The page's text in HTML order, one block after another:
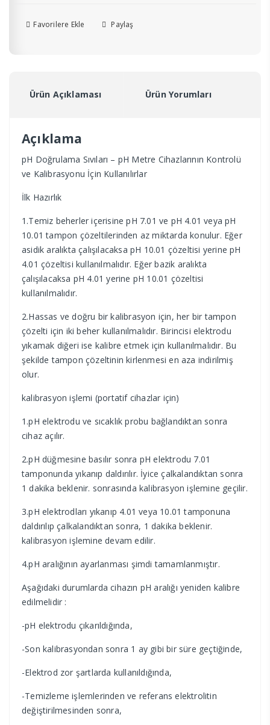
250
Favorilere Ekle Paylaş
Ürün Açıklaması Ürün Yorumları
Açıklama
pH Doğrulama Sıvıları – pH Metre Cihazlarının Kontrolü
ve Kalibrasyonu İçin Kullanılırlar
İlk Hazırlık
1.Temiz beherler içerisine pH 7.01 ve pH 4.01 veya pH
10.01 tampon çözeltilerinden az miktarda konulur. Eğer
asidik aralıkta çalışılacaksa pH 10.01 çözeltisi yerine pH
4.01 çözeltisi kullanılmalıdır. Eğer bazik aralıkta
çalışılacaksa pH 4.01 yerine pH 10.01 çözeltisi
kullanılmalıdır.
2.Hassas ve doğru bir kalibrasyon için, her bir tampon
çözelti için iki beher kullanılmalıdır. Birincisi elektrodu
yıkamak diğeri ise kalibre etmek için kullanılmalıdır. Bu
şekilde tampon çözeltinin kirlenmesi en aza indirilmiş
olur.
kalibrasyon işlemi (portatif cihazlar için)
1.pH elektrodu ve sıcaklık probu bağlandıktan sonra
cihaz açılır.
2.pH düğmesine basılır sonra pH elektrodu 7.01
tamponunda yıkanıp daldırılır. İyice çalkalandıktan sonra
1 dakika beklenir. sonrasında kalibrasyon işlemine geçilir.
3.pH elektrodları yıkanıp 4.01 veya 10.01 tamponuna
daldırılıp çalkalandıktan sonra, 1 dakika beklenir.
kalibrasyon işlemine devam edilir.
4.pH aralığının ayarlanması şimdi tamamlanmıştır.
Aşağıdaki durumlarda cihazın pH aralığı yeniden kalibre
edilmelidir :
-pH elektrodu çıkarıldığında,
-Son kalibrasyondan sonra 1 ay gibi bir süre geçtiğinde,
-Elektrod zor şartlarda kullanıldığında,
-Temizleme işlemlerinden ve referans elektrolitin
değiştirilmesinden sonra,